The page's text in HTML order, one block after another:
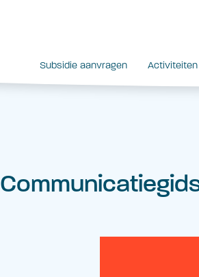
Subsidie aanvragen Activiteiten